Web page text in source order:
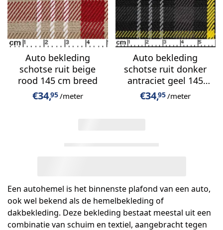
Auto bekleding
schotse ruit beige
rood 145 cm breed
€34,95/meter
Auto bekleding
schotse ruit donker
antraciet geel 145
cm breed
€34,95/meter
Een autohemel is het binnenste plafond van een auto,
ook wel bekend als de hemelbekleding of
dakbekleding. Deze bekleding bestaat meestal uit een
combinatie van schuim en textiel, aangebracht tegen